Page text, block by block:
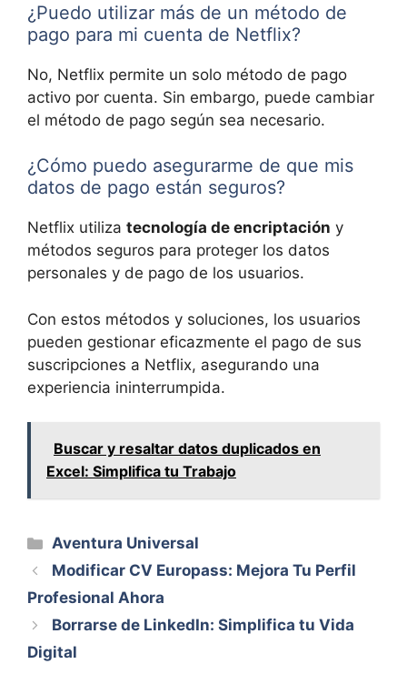
¿Puedo utilizar más de un método de
pago para mi cuenta de Netflix?
No, Netflix permite un solo método de pago
activo por cuenta. Sin embargo, puede cambiar
el método de pago según sea necesario.
¿Cómo puedo asegurarme de que mis
datos de pago están seguros?
Netflix utiliza tecnología de encriptación y
métodos seguros para proteger los datos
personales y de pago de los usuarios.
Con estos métodos y soluciones, los usuarios
pueden gestionar eficazmente el pago de sus
suscripciones a Netflix, asegurando una
experiencia ininterrumpida.
Buscar y resaltar datos duplicados en
Excel: Simplifica tu Trabajo
Categorías
Aventura Universal
Modificar CV Europass: Mejora Tu Perfil
Profesional Ahora
Borrarse de LinkedIn: Simplifica tu Vida
Digital